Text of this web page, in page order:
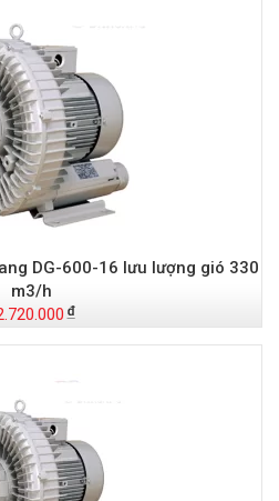
DG-600-16 lưu lượng gió 330
m3/h